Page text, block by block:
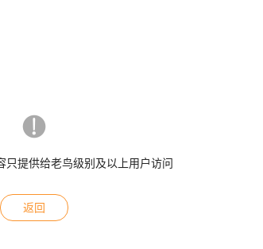
只提供给老鸟级别及以上用户访问
返回